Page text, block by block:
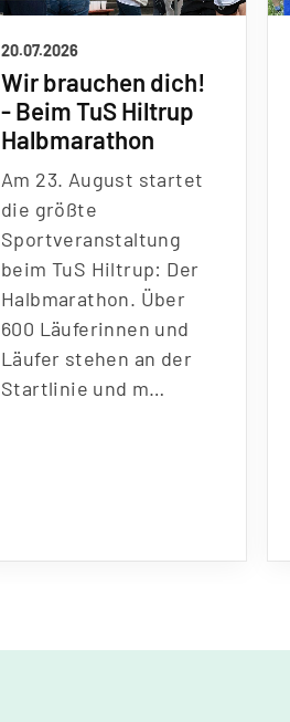
20.07.2026
Wir brauchen dich!
- Beim TuS Hiltrup
Halbmarathon
Am 23. August startet
die größte
Sportveranstaltung
beim TuS Hiltrup: Der
Halbmarathon. Über
600 Läuferinnen und
Läufer stehen an der
Startlinie und m…